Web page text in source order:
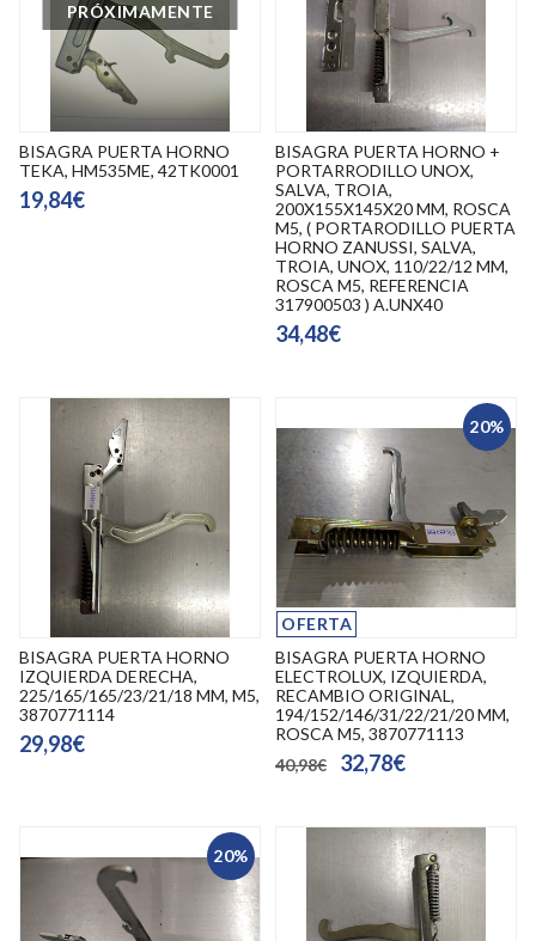
PRÓXIMAMENTE
BISAGRA PUERTA HORNO
TEKA, HM535ME, 42TK0001
19,84€
BISAGRA PUERTA HORNO +
PORTARRODILLO UNOX,
SALVA, TROIA,
200X155X145X20 MM, ROSCA
M5, ( PORTARODILLO PUERTA
HORNO ZANUSSI, SALVA,
TROIA, UNOX, 110/22/12 MM,
ROSCA M5, REFERENCIA
317900503 ) A.UNX40
34,48€
BISAGRA PUERTA HORNO
IZQUIERDA DERECHA,
225/165/165/23/21/18 MM, M5,
3870771114
29,98€
20%
OFERTA
BISAGRA PUERTA HORNO
ELECTROLUX, IZQUIERDA,
RECAMBIO ORIGINAL,
194/152/146/31/22/21/20 MM,
ROSCA M5, 3870771113
40,98€
32,78€
20%